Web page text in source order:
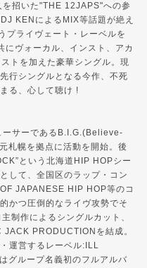
招いた"THE 12JAPS"への参
KENによるMIX等話題が絶え
プライヴェート・レーベルを
ヴォーカル、インスト、アカ
トを加えた豪華シングル。現
行シングルとなる今作、不死
る、心して聴け !
ーサーであるB.I.G.(Believe-
札幌を拠点に活動を開始。後
という北海道HIP HOPシー
して、全国区のラップ・コン
JAPANESE HIP HOP等のコ
かつ圧倒的なライヴ攻勢でそ
制作によるシングルカット、
JACK PRODUCTIONを結成。
運営するレーベル:ILL
グループ名義初のフルアルバ